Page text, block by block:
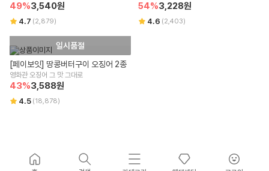
49%3,540원
4.7 (2,879)
54%3,228원
4.6 (2,403)
일시품절
[페이보잇] 땅콩버터구이 오징어 2종
영화관 오징어 그 맛 그대로
43%3,588원
4.5 (18,878)